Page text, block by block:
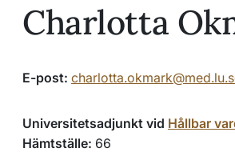
Charlotta
E-post:
Universitetsadjunkt vid Hållbar
Hämtställe: 66